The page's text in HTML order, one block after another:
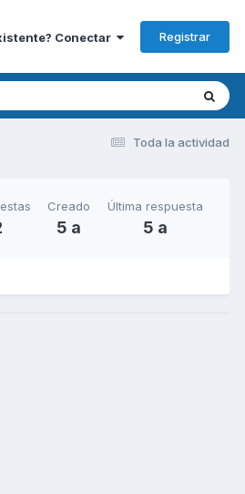
Conectar Registrar
Toda la actividad
Creado
5 a
Última respuesta
5 a